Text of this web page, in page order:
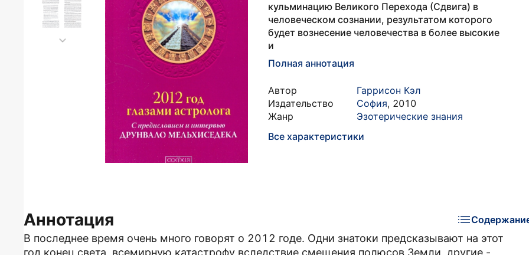
кульминацию Великого Перехода (Сдвига) в
человеческом сознании, результатом которого
будет вознесение человечества в более высокие
и
Полная аннотация
Автор
Гаррисон Кэл
Издательство
София, 2010
Жанр
Эзотерические знания
Все характеристики
Аннотация
В последнее время очень много говорят о 2012 годе. Одни знатоки предсказывают на этот
год конец света, всемирную катастрофу вследствие смещения полюсов Земли, другие -